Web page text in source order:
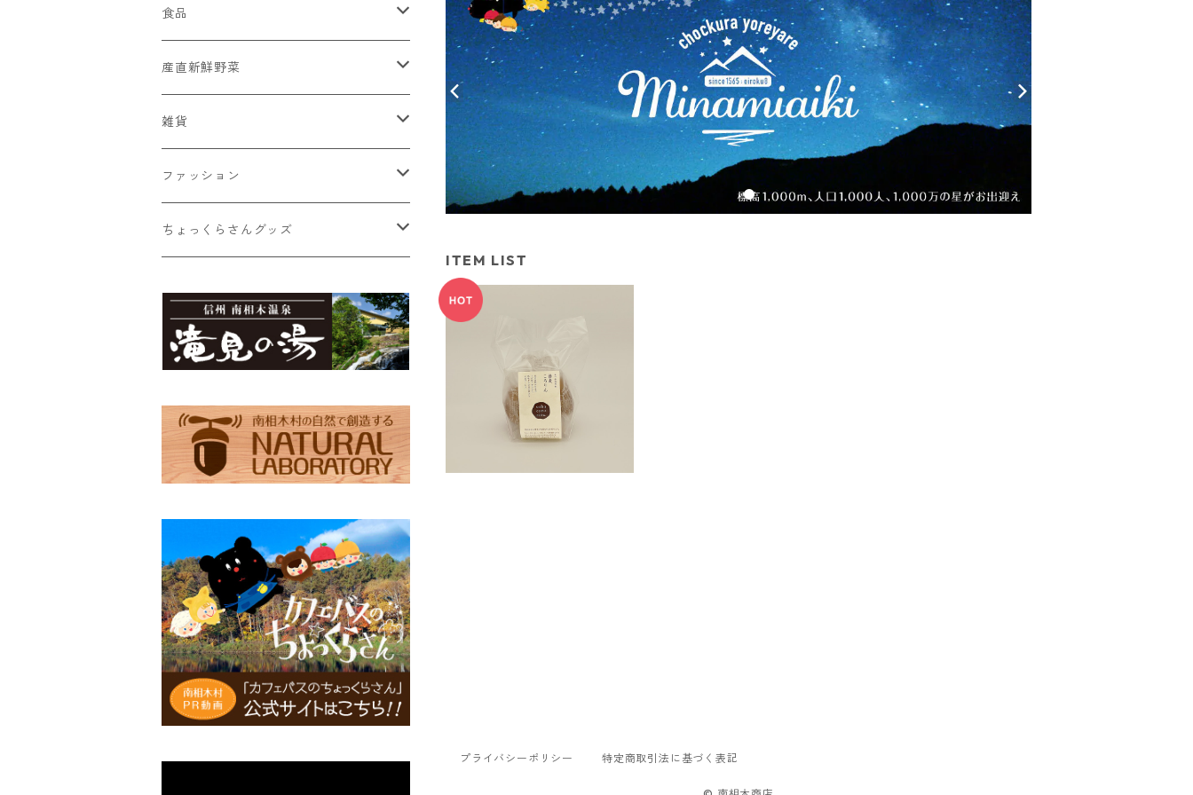
ITEM LIST
蕎麦ころりん（3個入り）
¥450
食品
菓子
蕎麦ころりん
そば
市兵衛そば
市兵衛そば（3袋入り）
加工品
もろこしスープ（ドライ）
食べるビーツドレッシング（大）
飲料類
蕎麦珈琲「実ト豆」（ビン）
産直新鮮野菜
おまかせ新鮮野菜詰め合わせ
とうもろこし
雑貨
Moccai
Moccai・ストラップ
Moccai・48ピースパック
シナノユキマスグッズ
シナノユキマス・フィギュア
御座山ピンバッジ
滝見の湯オリジナルグッズ
滝見の湯エコバッグ（Lサイズ）
ファッション
NANGA × MINAMIAIKI
ちょっくらさんグッズ
グレイ
ちょっくらさん・クリアファイル
プライバシーポリシー 特定商取引法に基づく表記